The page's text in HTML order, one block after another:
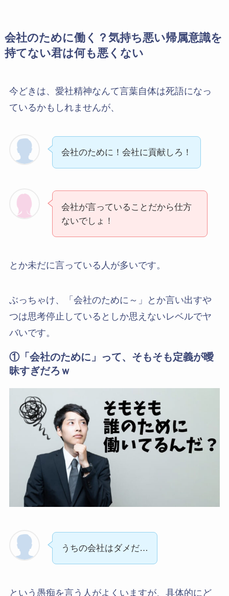
会社のために働く？気持ち悪い帰属意識を
持てない君は何も悪くない
今どきは、愛社精神なんて言葉自体は死語になっ
ているかもしれませんが、
会社のために！会社に貢献しろ！
会社が言っていることだから仕方
ないでしょ！
とか未だに言っている人が多いです。
ぶっちゃけ、「会社のために～」とか言い出すや
つは思考停止しているとしか思えないレベルでヤ
バいです。
①「会社のために」って、そもそも定義が曖
昧すぎだろｗ
うちの会社はダメだ…
という愚痴を言う人がよくいますが、具体的にど